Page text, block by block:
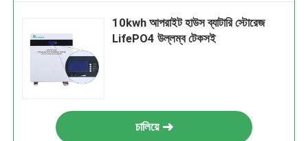
10kwh আপরাইট হাউস ব্যাটারি স্টোরেজ
LifePO4 উল্লম্ব টেকসই
চালিয়ে